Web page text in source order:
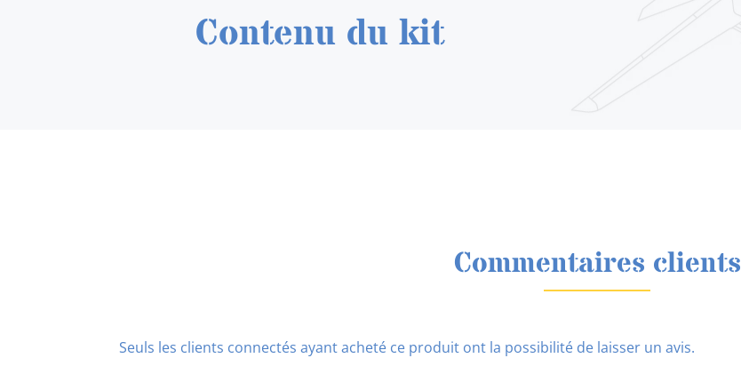
Contenu du kit
Commentaires clients
Seuls les clients connectés ayant acheté ce produit ont la possibilité de laisser un avis.